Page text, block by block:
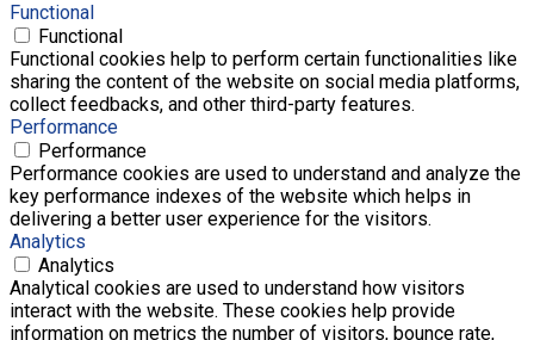
Functional
Functional
Functional cookies help to perform certain functionalities like
sharing the content of the website on social media platforms,
collect feedbacks, and other third-party features.
Performance
Performance
Performance cookies are used to understand and analyze the
key performance indexes of the website which helps in
delivering a better user experience for the visitors.
Analytics
Analytics
Analytical cookies are used to understand how visitors
interact with the website. These cookies help provide
information on metrics the number of visitors, bounce rate,